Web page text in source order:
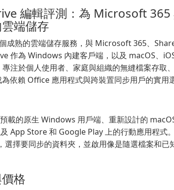
編輯評測：為 Microsoft 365
端儲存
成熟的雲端儲存服務，與 Microsoft 365、
作為 Windows 內建客戶端，以及 macOS、
注於個人使用者、家庭與組織的無縫檔案存取
依賴 Office 應用程式與跨裝置同步用戶的實用選
載的原生 Windows 用戶端、重新設計的
App Store 和 Google Play 上的行動應用程式
選擇要同步的資料夾，並啟用像是隨選檔案和已
格